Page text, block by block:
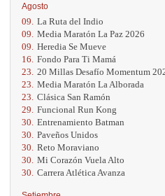
Agosto
09. La Ruta del Indio
09. Media Maratón La Paz 2026
09. Heredia Se Mueve
16. Fondo Para Ti Mamá
23. 20 Millas Desafío Momentum
23. Media Maratón La Alborada
23. Clásica San Ramón
29. Funcional Run Kong
30. Entrenamiento Batman
30. Paveños Unidos
30. Reto Moraviano
30. Mi Corazón Vuela Alto
30. Carrera Atlética Avanza